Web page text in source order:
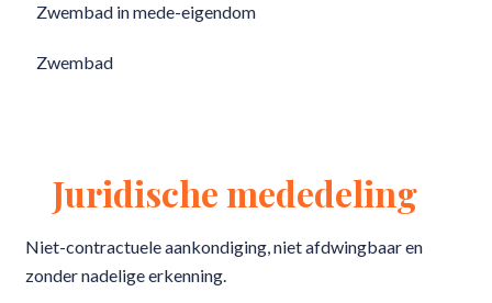
Zwembad in mede-eigendom
Zwembad
Juridische mededeling
Niet-contractuele aankondiging, niet afdwingbaar en
zonder nadelige erkenning.